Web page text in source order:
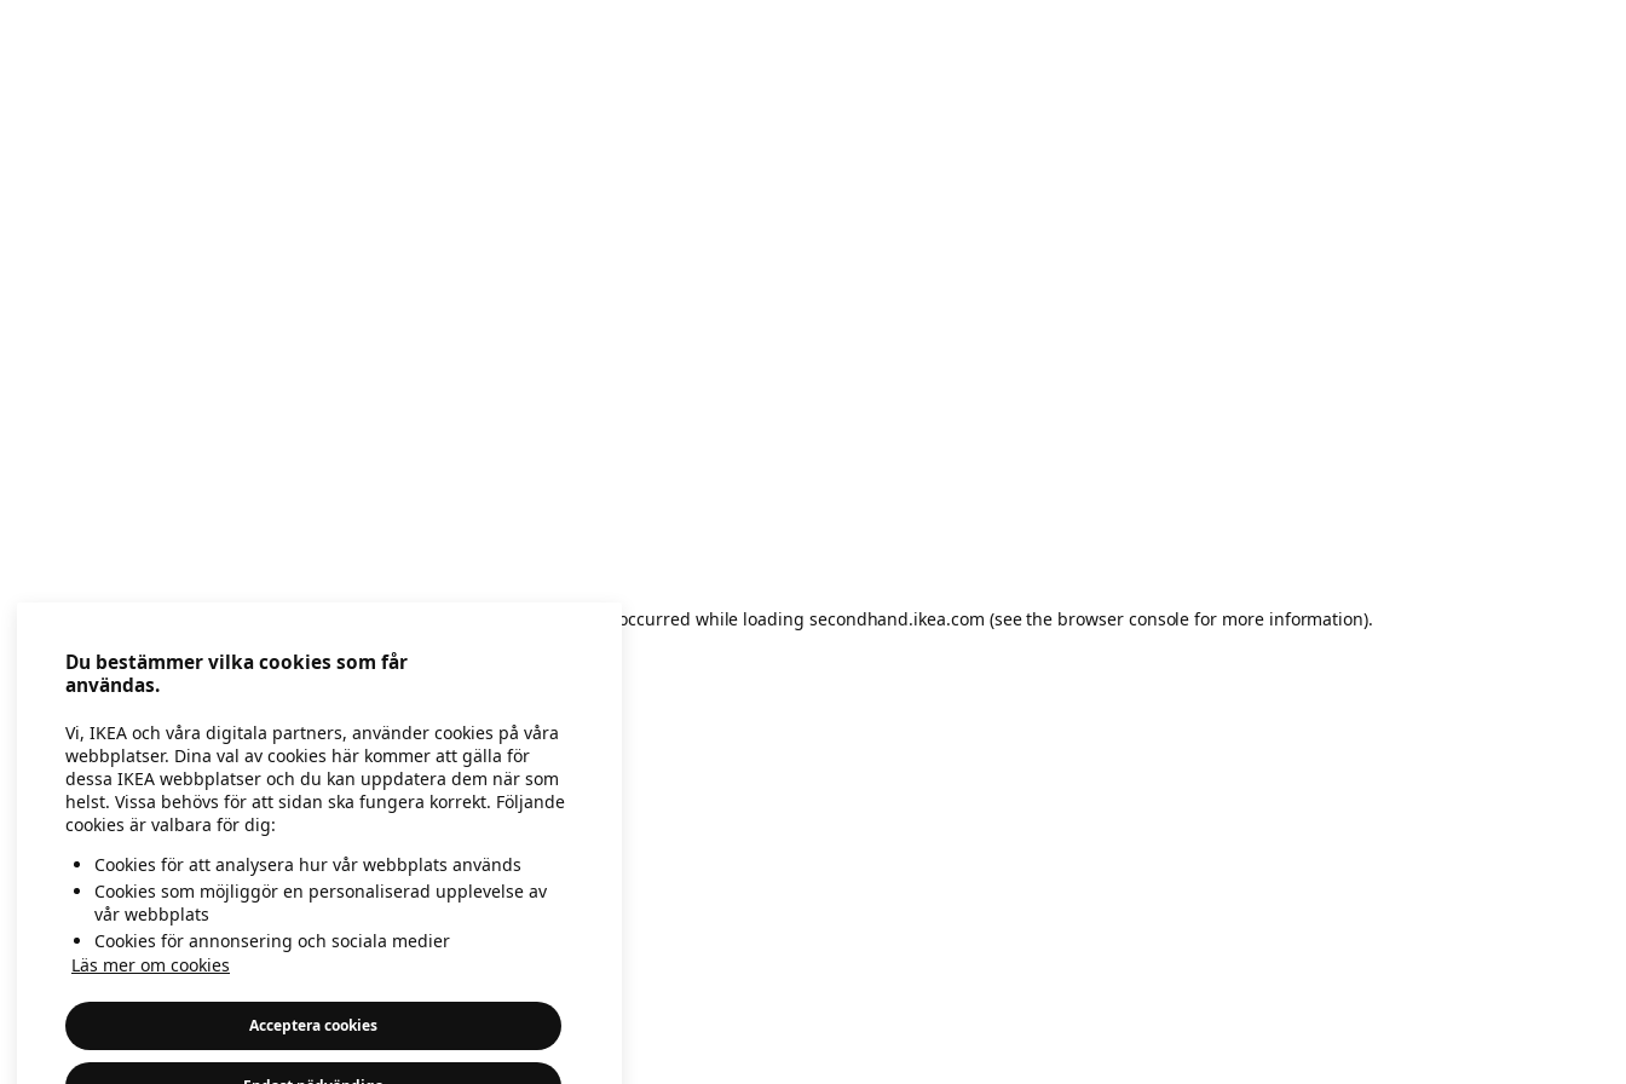
Application error: a client-side exception has occurred while loading secondhand.ikea.com (see the browser console for more information).
Du bestämmer vilka cookies som får
användas.
Vi, IKEA och våra digitala partners, använder cookies på våra
webbplatser. Dina val av cookies här kommer att gälla för
dessa IKEA webbplatser och du kan uppdatera dem när som
helst. Vissa behövs för att sidan ska fungera korrekt. Följande
cookies är valbara för dig:
Cookies för att analysera hur vår webbplats används
Cookies som möjliggör en personaliserad upplevelse av
vår webbplats
Cookies för annonsering och sociala medier
Läs mer om cookies
Acceptera cookies